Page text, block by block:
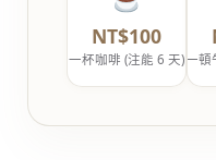
NT$100
一杯咖啡 (注能 6 天) 一頓